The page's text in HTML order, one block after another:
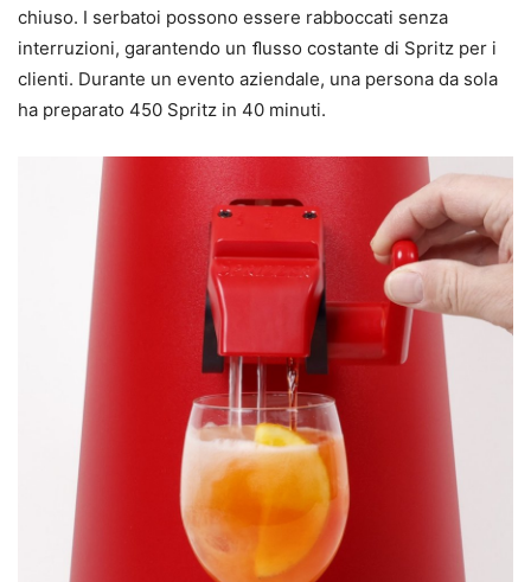
chiuso. I serbatoi possono essere rabboccati senza
interruzioni, garantendo un ﬂusso costante di Spritz per i
clienti. Durante un evento aziendale, una persona da sola
ha preparato 450 Spritz in 40 minuti.